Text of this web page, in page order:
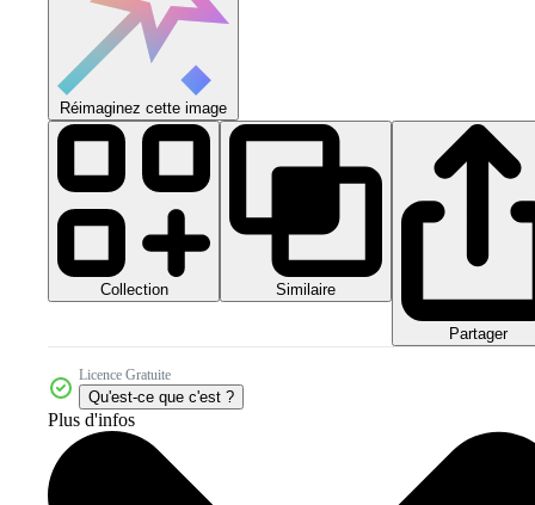
Réimaginez cette image
Collection Similaire
Partager
Licence Gratuite
Qu'est-ce que c'est ?
Plus d'infos